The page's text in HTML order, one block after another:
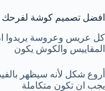
افضل تصميم كوشة لفرحك
كل عريس وعروسة يريدوا
المقاييس والكوش يكون
أروع شكل لأنه سيظهر
يجب ان تكون متكاملة